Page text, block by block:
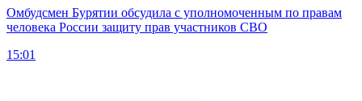
Омбудсмен Бурятии обсудила с уполномоченным по правам
человека России защиту прав участников СВО
15:01